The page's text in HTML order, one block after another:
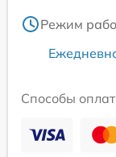
Режим
Способы